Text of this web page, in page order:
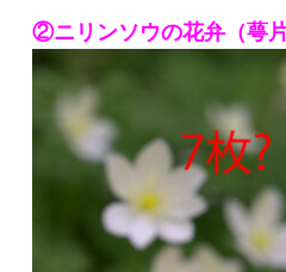
②ニリンソウの花弁（萼